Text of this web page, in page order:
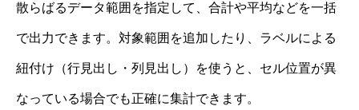
散らばるデータ範囲を指定して、合計や平均などを一括
で出力できます。対象範囲を追加したり、ラベルによる
紐付け（行見出し・列見出し）を使うと、セル位置が異
なっている場合でも正確に集計できます。